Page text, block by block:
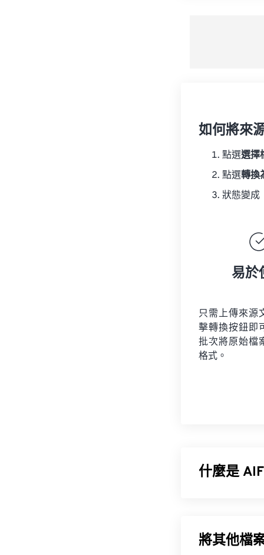
如何將來
點選選擇
點選轉換
狀態變成
易於
只需上傳來源
擊轉換按鈕即
批次將原始檔
格式。
什麼是
據，但也意味
說非常有用。
將其他檔